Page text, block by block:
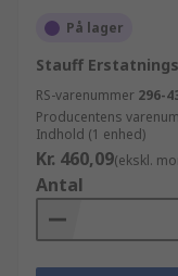
På lager
Stauff
RS-varenummer 296-
Producentens
Indhold (1 enhed)
Kr. 460,09(ekskl.
Antal